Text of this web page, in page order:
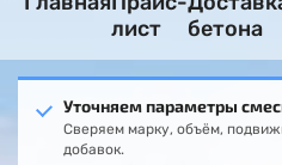
лист
бетона
Уточняем параметры
Сверяем марку, объём,
добавок.